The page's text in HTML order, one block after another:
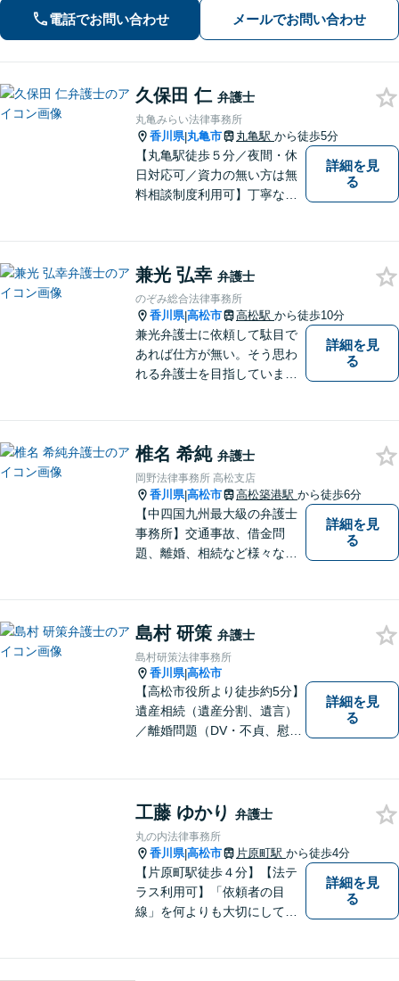
【離婚問題】不貞慰謝料の請求する側
／された側、双方に対応【弁護士歴10
電話でお問い合わせ メールでお問い合わせ
久保田 仁 弁護士
丸亀みらい法律事務所
香川県|丸亀市 丸亀駅 から徒歩5分
【丸亀駅徒歩５分／夜間・休
日対応可／資力の無い方は無
料相談制度利用可】丁寧な対
詳細を見
る
兼光 弘幸 弁護士
のぞみ総合法律事務所
香川県|高松市 高松駅 から徒歩10分
兼光弁護士に依頼して駄目で
あれば仕方が無い。そう思わ
れる弁護士を目指していま
詳細を見
る
椎名 希純 弁護士
岡野法律事務所 高松支店
香川県|高松市 高松築港駅 から徒歩6分
【中四国九州最大級の弁護士
事務所】交通事故、借金問
題、離婚、相続など様々な問
い！
詳細を見
る
島村 研策 弁護士
島村研策法律事務所
香川県|高松市
【高松市役所より徒歩約5分】
遺産相続（遺産分割、遺言）
／離婚問題（DV・不貞、慰謝
供します。
詳細を見
る
工藤 ゆかり 弁護士
丸の内法律事務所
香川県|高松市 片原町駅 から徒歩4分
【片原町駅徒歩４分】【法テ
ラス利用可】「依頼者の目
線」を何よりも大切にしてい
詳細を見
る